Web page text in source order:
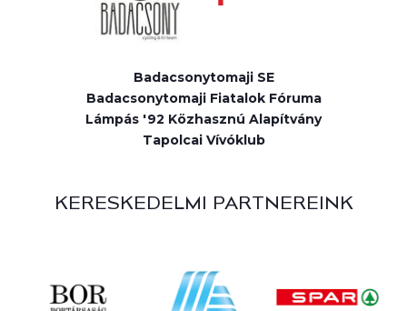
Badacsonytomaji SE
Badacsonytomaji Fiatalok Fóruma
Lámpás '92 Közhasznú Alapítvány
Tapolcai Vívóklub
KERESKEDELMI PARTNEREINK